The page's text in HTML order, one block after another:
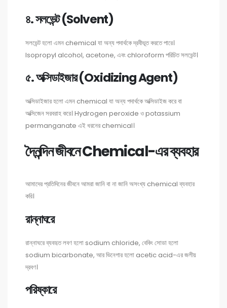
৪. সলভেন্ট (Solvent)
সলভেন্ট হলো এমন chemical যা অন্য পদার্থকে দ্রবীভূত করতে পারে।
Isopropyl alcohol, acetone, এবং chloroform পরিচিত সলভেন্ট।
৫. অক্সিডাইজার (Oxidizing Agent)
অক্সিডাইজার হলো এমন chemical যা অন্য পদার্থকে অক্সিডাইজ করে বা
অক্সিজেন সরবরাহ করে। Hydrogen peroxide ও potassium
permanganate এই ধরনের chemical।
দৈনন্দিন জীবনে Chemical-এর ব্যবহার
আমাদের প্রতিদিনের জীবনে আমরা জানি বা না জানি অসংখ্য chemical ব্যবহার
করি।
রান্নাঘরে
রান্নাঘরে ব্যবহৃত লবণ হলো sodium chloride, বেকিং সোডা হলো
sodium bicarbonate, আর ভিনেগার হলো acetic acid-এর জলীয়
দ্রবণ।
পরিষ্কারে